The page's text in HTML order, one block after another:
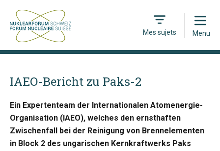
Mes sujets
Open
Menu
IAEO-Bericht zu Paks-2
Ein Expertenteam der Internationalen Atomenergie-
Organisation (IAEO), welches den ernsthaften
Zwischenfall bei der Reinigung von Brennelementen
in Block 2 des ungarischen Kernkraftwerks Paks